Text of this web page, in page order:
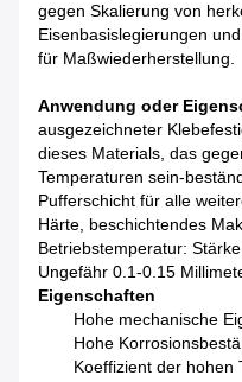
gegen Skalierung von
Eisenbasislegierungen
für Maßwiederherstellung.
Anwendung oder
ausgezeichneter
dieses Materials, das
Temperaturen sein-
Pufferschicht für alle
Härte, beschichtendes
Betriebstemperatur:
Ungefähr 0.1-0.15
Eigenschaften
Hohe mechanische
Hohe
Koeffizient der hohen